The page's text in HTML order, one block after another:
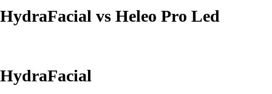
HydraFacial vs Heleo Pro Led
HydraFacial